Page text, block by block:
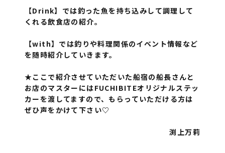
【Drink】では釣った魚を持ち込みして調理して
くれる飲食店の紹介。
【with】では釣りや料理関係のイベント情報など
を随時紹介していきます。
★ここで紹介させていただいた船宿の船長さんと
お店のマスターにはFUCHIBITEオリジナルステッ
カーを渡してますので、もらっていただける方は
ぜひ声をかけて下さい♡
渕上万莉